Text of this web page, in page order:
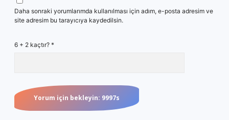
Daha sonraki yorumlarımda kullanılması için adım, e-posta adresim ve
site adresim bu tarayıcıya kaydedilsin.
6 + 2 kaçtır? *